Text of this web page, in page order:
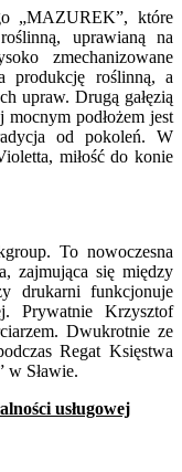
„MAZUREK”, które
uprawianą na
zmechanizowane
produkcję roślinną, a
upraw. Drugą gałęzią
mocnym podłożem jest
od pokoleń. W
miłość do konie
To nowoczesna
zajmująca się między
drukarni funkcjonuje
Prywatnie Krzysztof
Dwukrotnie ze
Regat Księstwa
w Sławie.
usługowej